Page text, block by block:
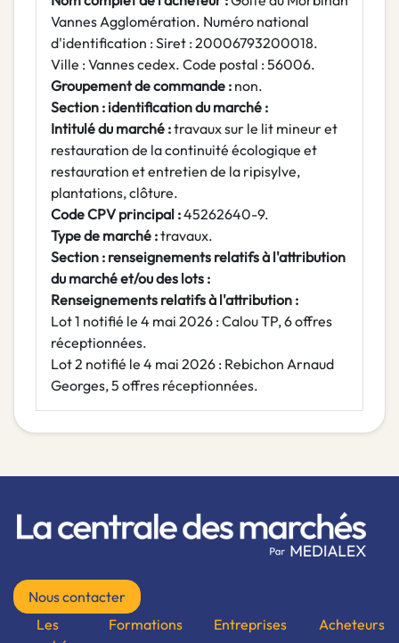
Vannes Agglomération. Numéro national
d'identification : Siret : 20006793200018.
Ville : Vannes cedex. Code postal : 56006.
Groupement de commande : non.
Section : identification du marché :
Intitulé du marché :travaux sur le lit mineur et
restauration de la continuité écologique et
restauration et entretien de la ripisylve,
plantations, clôture.
Code CPV principal :45262640-9.
Type de marché :travaux.
Section : renseignements relatifs à l'attribution
du marché et/ou des lots :
Renseignements relatifs à l'attribution :
Lot 1 notifié le 4 mai 2026 : Calou TP, 6 offres
réceptionnées.
Lot 2 notifié le 4 mai 2026 : Rebichon Arnaud
Georges, 5 offres réceptionnées.
Nous contacter
Les
Formations Entreprises Acheteurs